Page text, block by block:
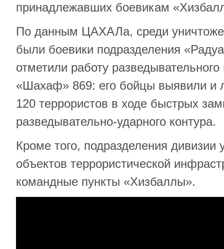
принадлежавших боевикам
По данным ЦАХАЛа, среди
были боевики подразделения
отметили работу
«Шахаф» 869: его бойцы выявили и
120 террористов в ходе быстрых
разведывательно-ударного контура.
Кроме того, подразделения дивизии
объектов террористической
командные пункты «Хизбаллы».